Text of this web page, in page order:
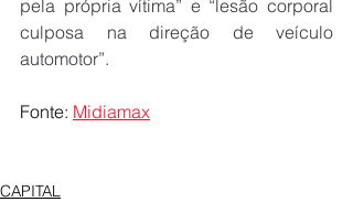
pela própria vítima” e “lesão corporal
culposa na direção de veículo
automotor”.
Fonte: Midiamax
CAPITAL